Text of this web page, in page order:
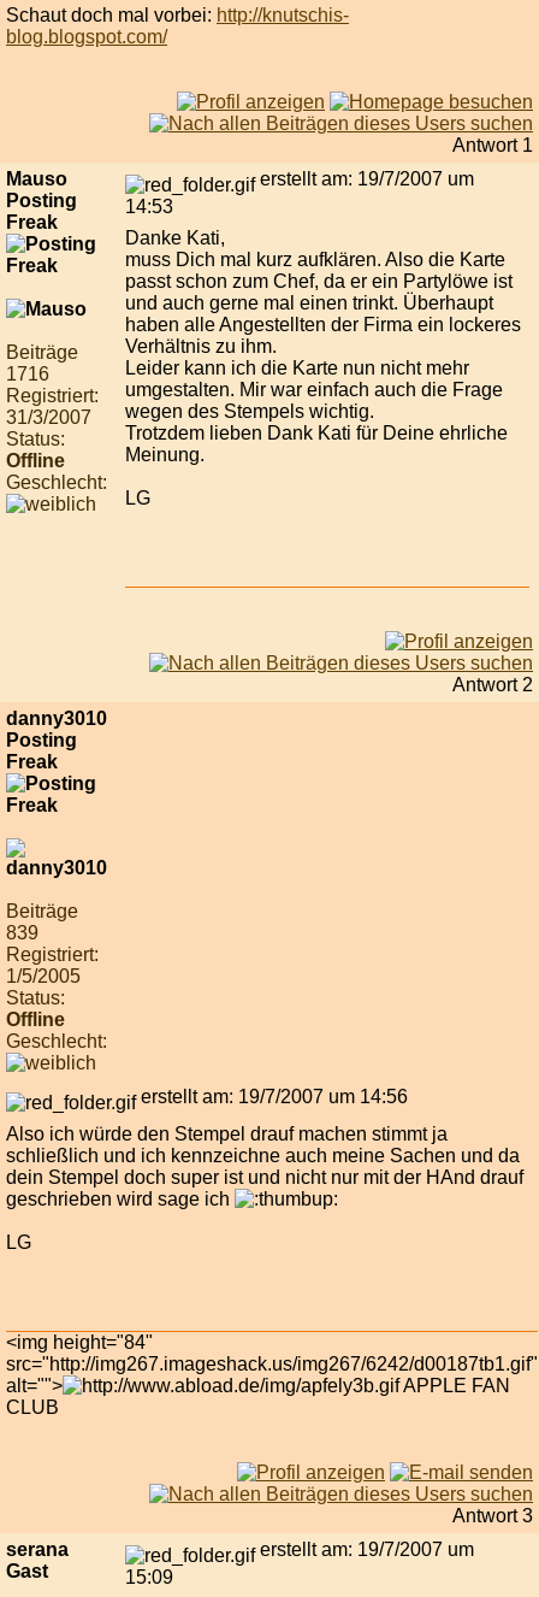
Schaut doch mal vorbei: http://knutschis-
blog.blogspot.com/
Antwort 1
Mauso
Posting
Freak
Beiträge
1716
Registriert:
31/3/2007
Status:
Offline
Geschlecht:
erstellt am: 19/7/2007 um
14:53
Danke Kati,
muss Dich mal kurz aufklären. Also die Karte
passt schon zum Chef, da er ein Partylöwe ist
und auch gerne mal einen trinkt. Überhaupt
haben alle Angestellten der Firma ein lockeres
Verhältnis zu ihm.
Leider kann ich die Karte nun nicht mehr
umgestalten. Mir war einfach auch die Frage
wegen des Stempels wichtig.
Trotzdem lieben Dank Kati für Deine ehrliche
Meinung.
LG
Antwort 2
danny3010
Posting
Freak
Beiträge
839
Registriert:
1/5/2005
Status:
Offline
Geschlecht:
erstellt am: 19/7/2007 um 14:56
Also ich würde den Stempel drauf machen stimmt ja
schließlich und ich kennzeichne auch meine Sachen und da
dein Stempel doch super ist und nicht nur mit der HAnd drauf
geschrieben wird sage ich
LG
<img height="84"
src="http://img267.imageshack.us/img267/6242/d00187tb1.gif"
alt="">
APPLE FAN
CLUB
Antwort 3
serana
Gast
erstellt am: 19/7/2007 um
15:09